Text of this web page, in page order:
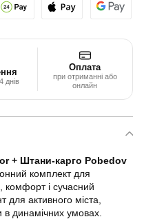
днів
Оплата
при отриманні або
онлайн
+ Штани-карго Pobedov
комплект для
комфорт і сучасний
для активного міста,
динамічних умовах.